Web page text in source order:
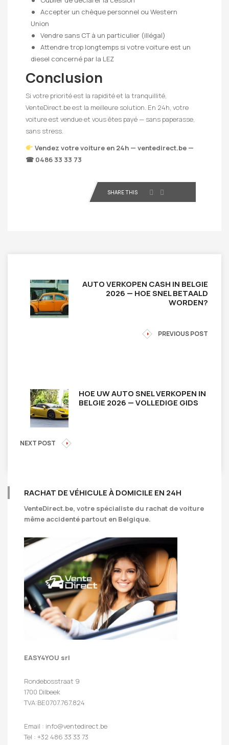
Accepter un chèque personnel ou Western
Union
Vendre sans CT à un particulier (illégal)
Attendre trop longtemps si votre voiture est un
diesel concerné par la LEZ
Conclusion
Si votre priorité est la rapidité et la tranquillité,
VenteDirect.be est la meilleure solution. En 24h, votre
voiture est vendue et vous êtes payé — sans paperasse,
sans stress.
Vendez votre voiture en 24h — ventedirect.be —
☎ 0486 33 33 73
SHARE THIS
AUTO VERKOPEN CASH IN BELGIE
2026 — HOE SNEL BETAALD
WORDEN?
PREVIOUS POST
HOE UW AUTO SNEL VERKOPEN IN
BELGIE 2026 — VOLLEDIGE GIDS
NEXT POST
RACHAT DE VÉHICULE À DOMICILE EN 24H
VenteDirect.be, votre spécialiste du rachat de voiture
même accidenté partout en Belgique.
EASY4YOU srl
Rondebosstraat 9
1700 Dilbeek
TVA:BE0707.767.824
Email : info@ventedirect.be
Tel : +32 486 33 33 73